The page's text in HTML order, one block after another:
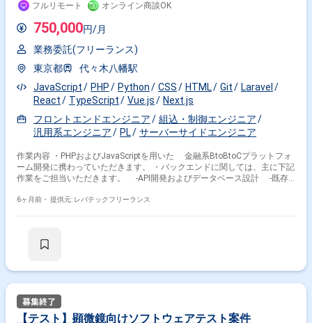
フルリモート オンライン商談OK
750,000円/月
業務委託(フリーランス)
東京都
代々木八幡駅
JavaScript
PHP Python CSS HTML Git
Laravel
React
TypeScript Vue.js
Next.js
フロントエンドエンジニア
組込・制御エンジニア
汎用系エンジニア
PL サーバーサイドエンジニア
作業内容 ・PHPおよびJavaScriptを用いた 金融系BtoBtoCプラットフォ
ーム開発に携わっていただきます。 ・バックエンドに関しては、主に下記
作業をご担当いただきます。 -API開発およびデータベース設計 -既存
エンドに関しては、主に下記作業をご担当いただきます。 -バッチ処理
ードレビュー -技術ドキュメントの作成および更新
6ヶ月前・ 提供元: レバテックフリーランス
【テスト】顕微鏡向けソフトウェアテスト案件